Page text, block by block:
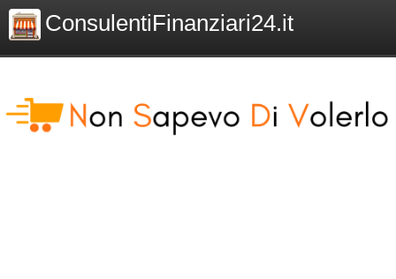
ConsulentiFinanziari24.it